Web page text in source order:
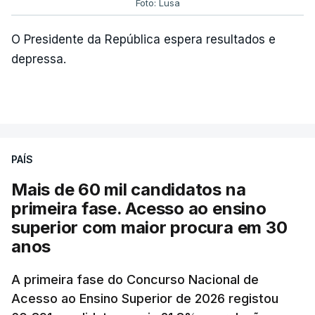
Foto: Lusa
O Presidente da República espera resultados e
depressa.
PAÍS
Mais de 60 mil candidatos na
primeira fase. Acesso ao ensino
superior com maior procura em 30
anos
A primeira fase do Concurso Nacional de
Acesso ao Ensino Superior de 2026 registou